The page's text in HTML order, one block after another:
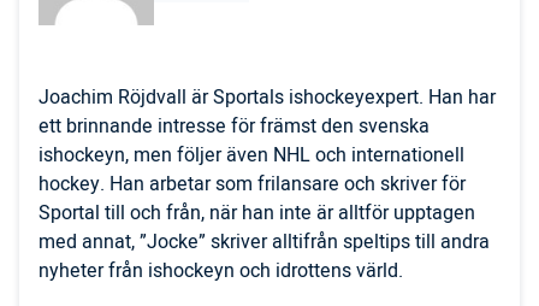
Joachim Röjdvall är Sportals ishockeyexpert. Han har
ett brinnande intresse för främst den svenska
ishockeyn, men följer även NHL och internationell
hockey. Han arbetar som frilansare och skriver för
Sportal till och från, när han inte är alltför upptagen
med annat, ”Jocke” skriver alltifrån speltips till andra
nyheter från ishockeyn och idrottens värld.